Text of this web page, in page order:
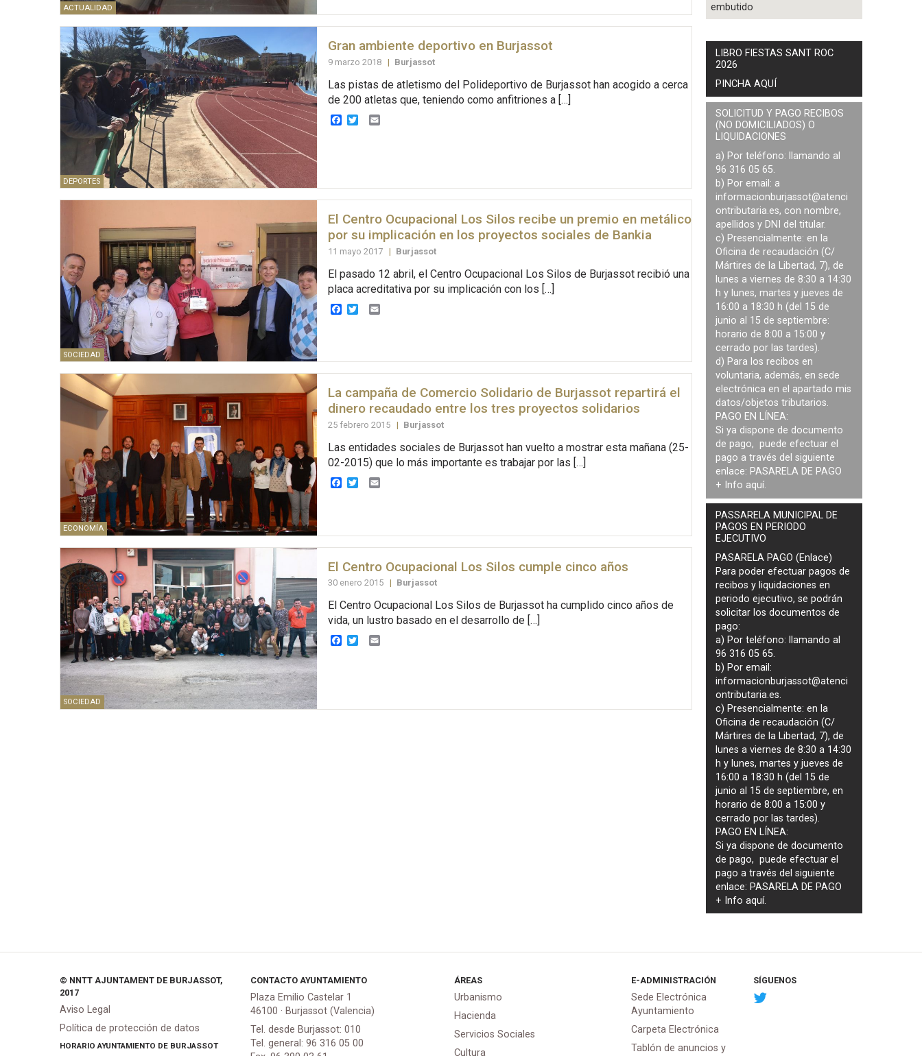
ACTUALIDAD
DEPORTES
Gran ambiente deportivo en Burjassot
9 marzo 2018 | Burjassot
Las pistas de atletismo del Polideportivo de Burjassot han acogido a cerca
de 200 atletas que, teniendo como anfitriones a […]
Facebook
TwitterEmail
SOCIEDAD
El Centro Ocupacional Los Silos recibe un premio en metálico
por su implicación en los proyectos sociales de Bankia
11 mayo 2017 | Burjassot
El pasado 12 abril, el Centro Ocupacional Los Silos de Burjassot recibió una
placa acreditativa por su implicación con los […]
Facebook
Twitter
ECONOMÍA
La campaña de Comercio Solidario de Burjassot repartirá el
dinero recaudado entre los tres proyectos solidarios
25 febrero 2015 | Burjassot
Las entidades sociales de Burjassot han vuelto a mostrar esta mañana (25-
02-2015) que lo más importante es trabajar por las […]
Facebook
Twitter
SOCIEDAD
El Centro Ocupacional Los Silos cumple cinco años
30 enero 2015 | Burjassot
El Centro Ocupacional Los Silos de Burjassot ha cumplido cinco años de
vida, un lustro basado en el desarrollo de […]
Facebook
Twitter
embutido
LIBRO FIESTAS SANT ROC
2026
PINCHA AQUÍ
SOLICITUD Y PAGO RECIBOS
(NO DOMICILIADOS) O
LIQUIDACIONES
a) Por teléfono: llamando al
96 316 05 65.
b) Por email: a
informacionburjassot@atenci
ontributaria.es, con nombre,
apellidos y DNI del titular.
c) Presencialmente: en la
Oficina de recaudación (C/
Mártires de la Libertad, 7), de
lunes a viernes de 8:30 a 14:30
h y lunes, martes y jueves de
16:00 a 18:30 h (del 15 de
junio al 15 de septiembre:
horario de 8:00 a 15:00 y
cerrado por las tardes).
d) Para los recibos en
voluntaria, además, en sede
electrónica en el apartado mis
datos/objetos tributarios.
PAGO EN LÍNEA:
Si ya dispone de documento
de pago, puede efectuar el
pago a través del siguiente
enlace: PASARELA DE PAGO
+ Info aquí.
PASSARELA MUNICIPAL DE
PAGOS EN PERIODO
EJECUTIVO
PASARELA PAGO (Enlace)
Para poder efectuar pagos de
recibos y liquidaciones en
periodo ejecutivo, se podrán
solicitar los documentos de
pago:
a) Por teléfono: llamando al
96 316 05 65.
b) Por email:
informacionburjassot@atenci
ontributaria.es.
c) Presencialmente: en la
Oficina de recaudación (C/
Mártires de la Libertad, 7), de
lunes a viernes de 8:30 a 14:30
h y lunes, martes y jueves de
16:00 a 18:30 h (del 15 de
junio al 15 de septiembre, en
horario de 8:00 a 15:00 y
cerrado por las tardes).
PAGO EN LÍNEA:
Si ya dispone de documento
de pago, puede efectuar el
pago a través del siguiente
enlace: PASARELA DE PAGO
+ Infoaquí.
© NNTT AJUNTAMENT DE BURJASSOT,
2017
Aviso Legal
Política de protección de datos
HORARIO AYUNTAMIENTO DE BURJASSOT
CONTACTO AYUNTAMIENTO
Plaza Emilio Castelar 1
46100 · Burjassot (Valencia)
Tel. desde Burjassot: 010
Tel. general: 96 316 05 00
ÁREAS
Urbanismo
Hacienda
Servicios Sociales
Cultura
E-ADMINISTRACIÓN
Sede Electrónica
Ayuntamiento
Carpeta Electrónica
Tablón de anuncios y
SÍGUENOS